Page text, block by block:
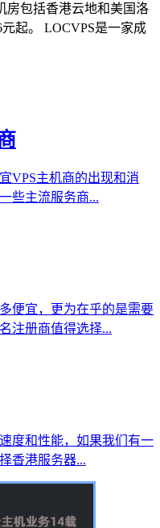
房包括香港云地和美国洛
起。 LOCVPS是一家成
VPS主机商的出现和消
些主流服务商...
便宜，更为在乎的是需要
注册商值得选择...
度和性能，如果我们有一
香港服务器...